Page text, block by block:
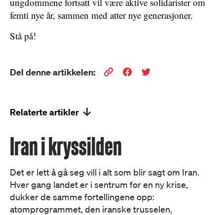
femti nye år, sammen med atter nye generasjoner.
Stå på!
Del denne artikkelen:
Relaterte artikler
Iran i kryssilden
Det er lett å gå seg vill i alt som blir sagt om Iran.
Hver gang landet er i sentrum for en ny krise,
dukker de samme fortellingene opp:
atomprogrammet, den iranske trusselen,